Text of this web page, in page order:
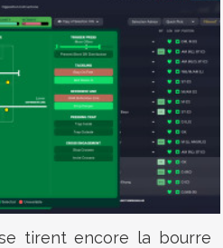
tirent encore la bourre